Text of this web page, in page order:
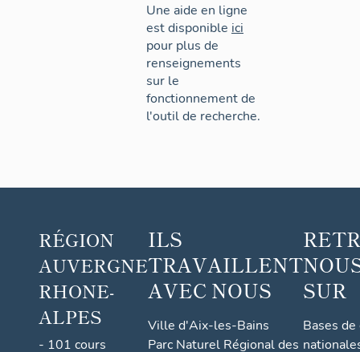
Une aide en ligne
est disponible ici
pour plus de
renseignements
sur le
fonctionnement de
l'outil de recherche.
RÉGION
AUVERGNE
RHONE-
ALPES
- 101 cours
ILS
TRAVAILLENT
AVEC NOUS
Ville d'Aix-les-Bains
Parc Naturel Régional des
SUR
Bases